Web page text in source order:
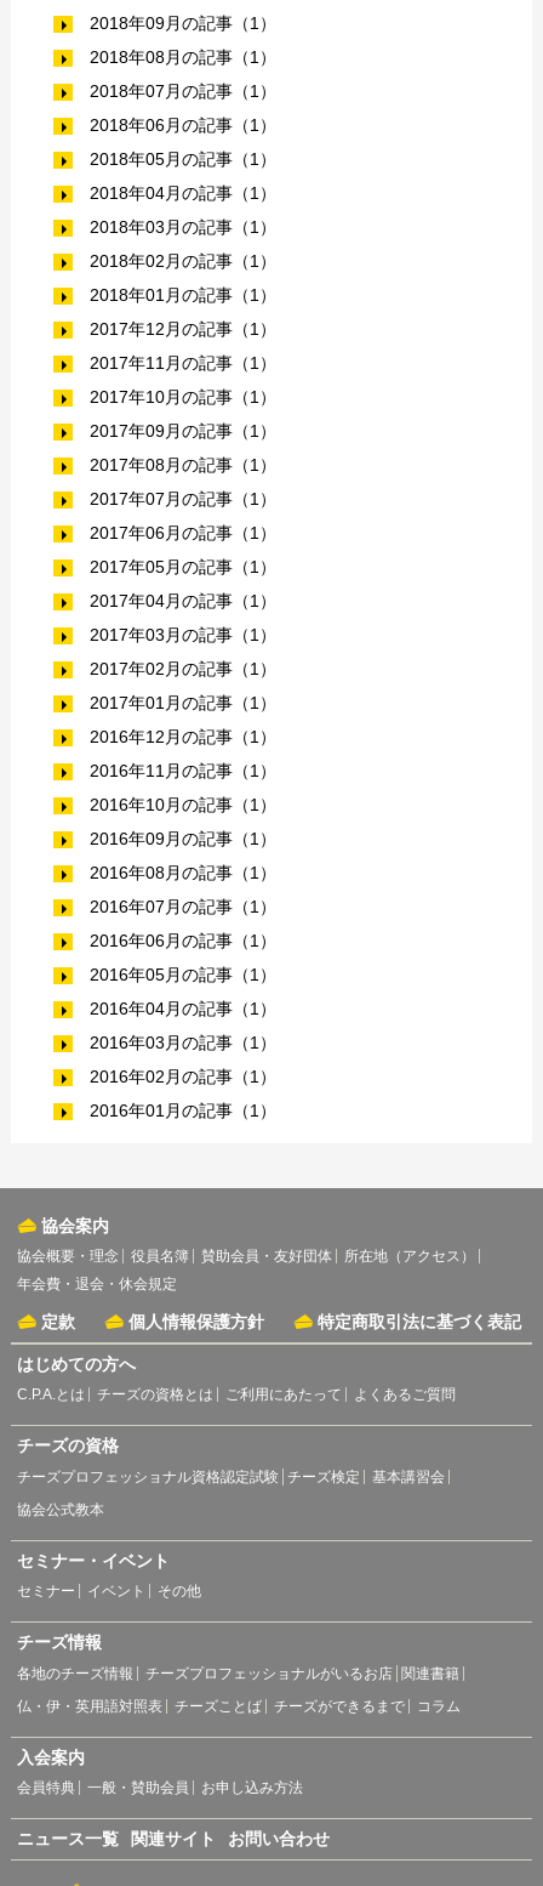
2018年09月の記事（1）
2018年08月の記事（1）
2018年07月の記事（1）
2018年06月の記事（1）
2018年05月の記事（1）
2018年04月の記事（1）
2018年03月の記事（1）
2018年02月の記事（1）
2018年01月の記事（1）
2017年12月の記事（1）
2017年11月の記事（1）
2017年10月の記事（1）
2017年09月の記事（1）
2017年08月の記事（1）
2017年07月の記事（1）
2017年06月の記事（1）
2017年05月の記事（1）
2017年04月の記事（1）
2017年03月の記事（1）
2017年02月の記事（1）
2017年01月の記事（1）
2016年12月の記事（1）
2016年11月の記事（1）
2016年10月の記事（1）
2016年09月の記事（1）
2016年08月の記事（1）
2016年07月の記事（1）
2016年06月の記事（1）
2016年05月の記事（1）
2016年04月の記事（1）
2016年03月の記事（1）
2016年02月の記事（1）
2016年01月の記事（1）
協会案内
協会概要・理念 役員名簿 賛助会員・友好団体
所在地（アクセス）
年会費・退会・休会規定
定款 個人情報保護方針 特定商取引法に基づく表記
はじめての方へ
C.P.A.とは チーズの資格とは ご利用にあたって よくあるご質問
チーズの資格
チーズプロフェッショナル資格認定試験 チーズ検定
基本講習会
協会公式教本
セミナー・イベント
セミナー イベント その他
チーズ情報
各地のチーズ情報 チーズプロフェッショナルがいるお店 関連書籍
仏・伊・英用語対照表
チーズことば チーズができるまで コラム
入会案内
会員特典 一般・賛助会員 お申し込み方法
ニュース一覧 関連サイト お問い合わせ